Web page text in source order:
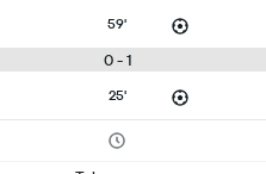
59'
0 - 1
25'